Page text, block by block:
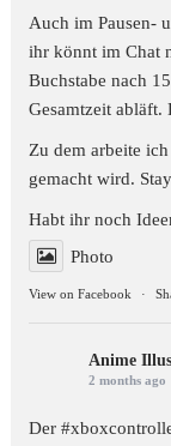
Auch im Pausen-
ihr könnt im Chat
Buchstabe nach
Gesamtzeit abläft.
Zu dem arbeite
gemacht wird.
Habt ihr noch
Photo
View on Facebook ·
Anime
2 months ago
Der